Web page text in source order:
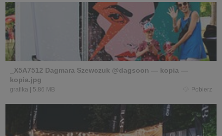
_X5A7512 Dagmara Szewczuk @dagsoon — kopia —
kopia.jpg
grafika 5,86 MB Pobierz